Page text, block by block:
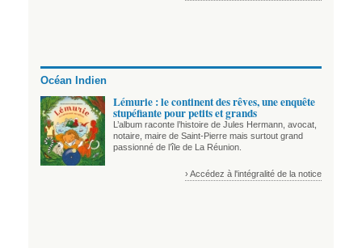
Océan Indien
Lémurie : le continent des rêves, une enquête
stupéfiante pour petits et grands
L’album raconte l’histoire de Jules Hermann, avocat,
notaire, maire de Saint-Pierre mais surtout grand
passionné de l’île de La Réunion.
› Accédez à l'intégralité de la notice